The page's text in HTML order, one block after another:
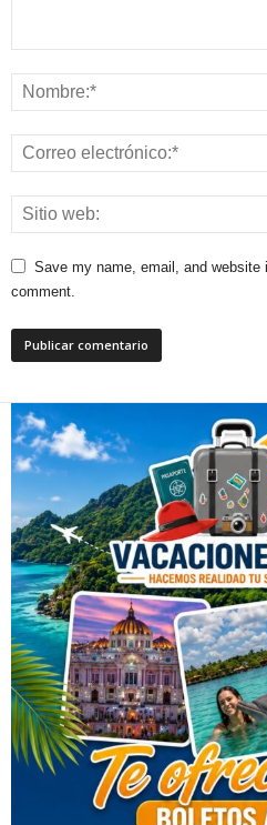
Save my name, email, and website
comment.